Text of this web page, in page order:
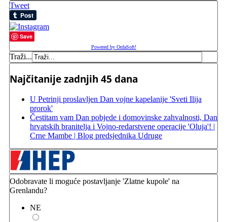
Tweet
Save
Powered by OrdaSoft!
Traži...
Najčitanije zadnjih 45 dana
U Petrinji proslavljen Dan vojne kapelanije 'Sveti Ilija
prorok'
Čestitam vam Dan pobjede i domovinske zahvalnosti, Dan
hrvatskih branitelja i Vojno-redarstvene operacije 'Oluja'! |
Crne Mambe | Blog predsjednika Udruge
Odobravate li moguće postavljanje 'Zlatne kupole' na
Grenlandu?
NE